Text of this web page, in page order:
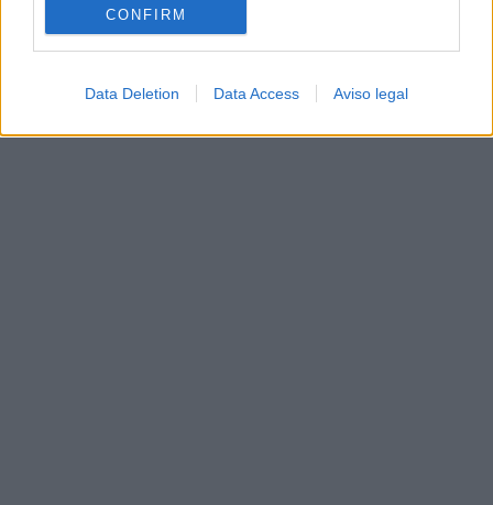
CONFIRM
Data Deletion Data Access Aviso legal